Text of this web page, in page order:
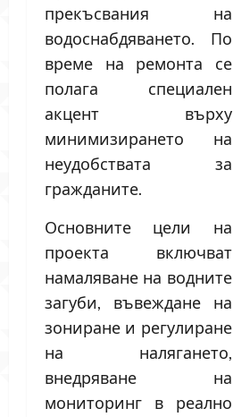
прекъсвания на
водоснабдяването. По
време на ремонта се
полага специален
акцент върху
минимизирането на
неудобствата за
гражданите.
Основните цели на
проекта включват
намаляване на водните
загуби, въвеждане на
зониране и регулиране
на налягането,
внедряване на
мониторинг в реално